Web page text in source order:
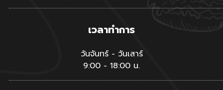
เวลาทำการ
วันจันทร์ - วันเสาร์
9:00 - 18:00 น.